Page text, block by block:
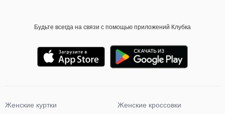
Будьте всегда на связи с помощью приложений Клубка
Женские куртки
Женские кроссовки